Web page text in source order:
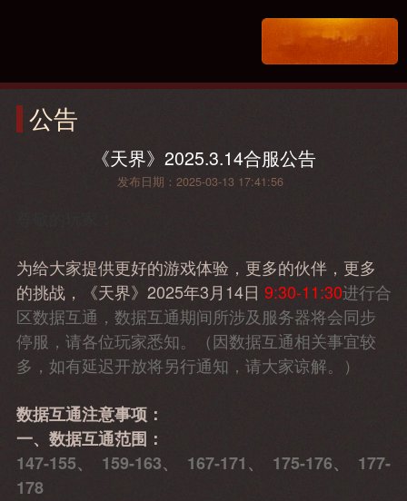
公告
《天界》2025.3.14合服公告
发布日期：2025-03-13 17:41:56
为给大家提供更好的游戏体验，更多的伙伴，更多
的挑战，《天界》2025年3月14日 9:30-11:30进行合
区数据互通，数据互通期间所涉及服务器将会同步
停服，请各位玩家悉知。（因数据互通相关事宜较
多，如有延迟开放将另行通知，请大家谅解。）
数据互通注意事项：
一、数据互通范围：
147-155、 159-163、 167-171、 175-176、 177-
178